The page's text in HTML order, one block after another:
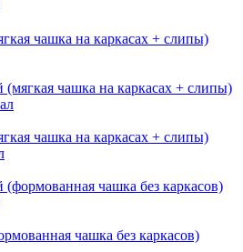
чашка на каркасах + слипы)
чашка на каркасах + слипы)
чашка без каркасов)